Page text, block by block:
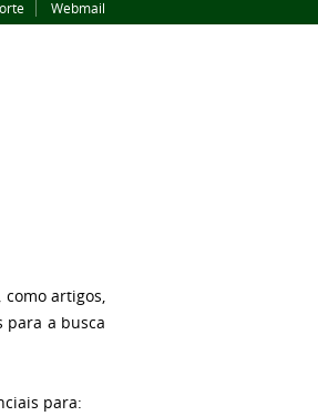
Webmail
artigos,
para a busca
para: